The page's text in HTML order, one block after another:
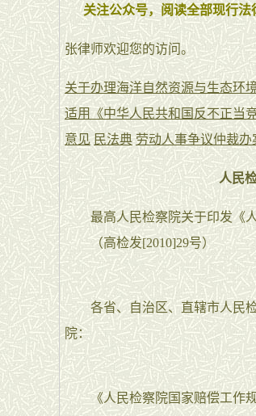
关注公众号，阅读全部现行
张律师欢迎您的访问。
关于办理海洋自然资源与生态环
适用《中华人民共和国反不正当
意见 民法典 劳动人事争议仲裁办
人民
最高人民检察院关于印发《人
（高检发[2010]29号）
各省、自治区、直辖市人民检
院：
《人民检察院国家赔偿工作规